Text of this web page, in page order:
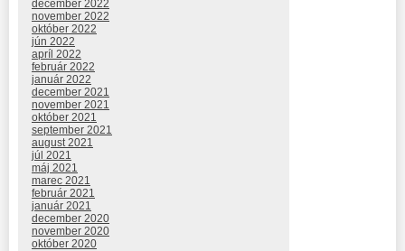
december 2022
november 2022
október 2022
jún 2022
apríl 2022
február 2022
január 2022
december 2021
november 2021
október 2021
september 2021
august 2021
júl 2021
máj 2021
marec 2021
február 2021
január 2021
december 2020
november 2020
október 2020